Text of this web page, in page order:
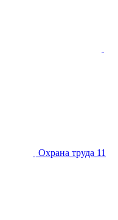
Охрана труда 11